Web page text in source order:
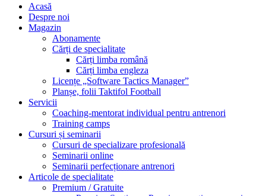
Acasă
Despre noi
Magazin
Abonamente
Cărți de specialitate
Cărți limba română
Cărți limba engleza
Licențe „Software Tactics Manager”
Planșe, folii Taktifol Football
Servicii
Coaching-mentorat individual pentru antrenori
Training camps
Cursuri și seminarii
Cursuri de specializare profesională
Seminarii online
Seminarii perfecționare antrenori
Articole de specialitate
Premium / Gratuite